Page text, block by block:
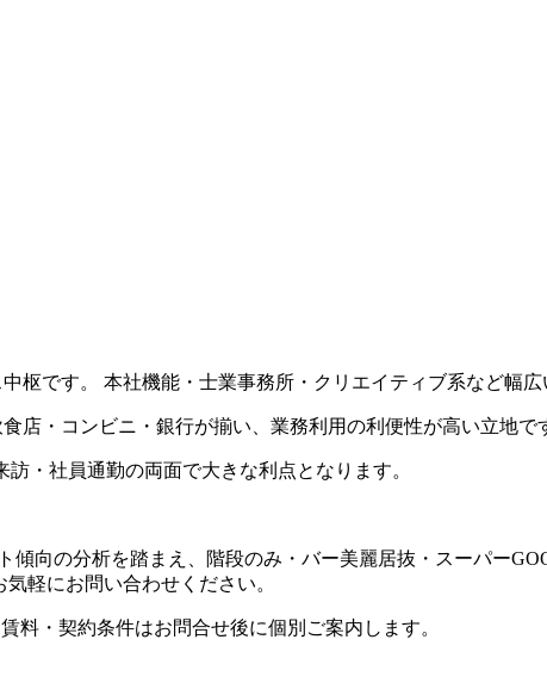
枢です。 本社機能・士業事務所・クリエイティブ系など幅
店・コンビニ・銀行が揃い、業務利用の利便性が高い立地で
・社員通勤の両面で大きな利点となります。
傾向の分析を踏まえ、階段のみ・バー美麗居抜・スーパー
軽にお問い合わせください。
・契約条件はお問合せ後に個別ご案内します。